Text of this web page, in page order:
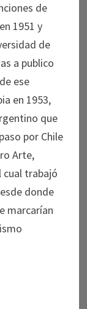
de
1951 y
de
a publico
ese
en 1953,
que
por Chile
Arte,
cual trabajó
donde
marcarían